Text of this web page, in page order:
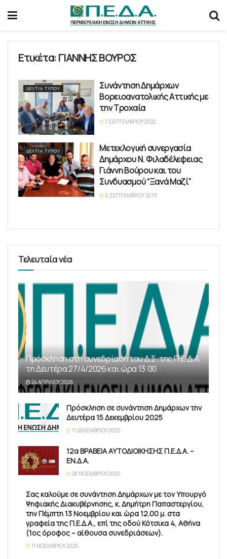
Ετικέτα:ΓΙΑΝΝΗΣ ΒΟΥΡΟΣ
ΔΕΛΤΊΑ ΤΎΠΟΥ
Συνάντηση Δημάρχων
Βορειοανατολικής Αττικής με
την Τροχαία
7 ΣΕΠΤΕΜΒΡΊΟΥ 2022
ΔΕΛΤΊΑ ΤΎΠΟΥ
Μετεκλογική συνεργασία
Δημάρχου Ν. Φιλαδέλεφειας
Γιάννη Βούρου και του
Συνδυασμού “Ξανά Μαζί”
6 ΣΕΠΤΕΜΒΡΊΟΥ 2019
Τελευταία νέα
Πρόσκληση στη συνεδρίαση του Δ.Σ. της Π.Ε.Δ.Α,
τη Δευτέρα 27/4/2026 και ώρα 13:00
24 ΑΠΡΙΛΊΟΥ 2026
Πρόσκληση σε συνάντηση Δημάρχων την
Δευτέρα 15 Δεκεμβρίου 2025
11 ΔΕΚΕΜΒΡΊΟΥ 2025
12α ΒΡΑΒΕΙΑ ΑΥΤΟΔΙΟΙΚΗΣΗΣ Π.Ε.Δ.Α. –
ΕΝ.Δ.Α.
28 ΝΟΕΜΒΡΊΟΥ 2025
Σας καλούμε σε συνάντηση Δημάρχων με τον Υπουργό
Ψηφιακής Διακυβέρνησης, κ. Δημήτρη Παπαστεργίου,
την Πέμπτη 13 Νοεμβρίου και ώρα 12.00 μ. στα
γραφεία της Π.Ε.Δ.Α., επί της οδού Κότσικα 4, Αθήνα
(1ος όροφος – αίθουσα συνεδριάσεων).
11 ΝΟΕΜΒΡΊΟΥ 2025